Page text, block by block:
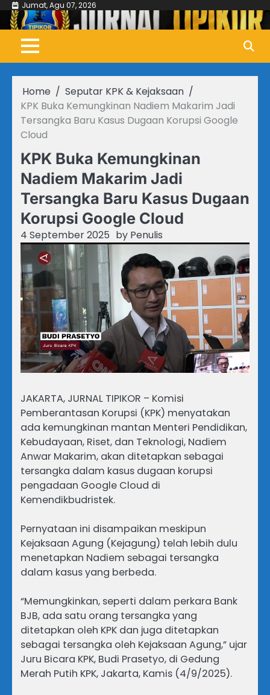
Skip
content
Jumat, Agu 07, 2026
Home
Seputar KPK & Kejaksaan
KPK Buka Kemungkinan Nadiem Makarim Jadi
Tersangka Baru Kasus Dugaan Korupsi Google
Cloud
KPK Buka Kemungkinan
Nadiem Makarim Jadi
Tersangka Baru Kasus Dugaan
Korupsi Google Cloud
4 September 2025 by Penulis
JAKARTA, JURNAL TIPIKOR – Komisi
Pemberantasan Korupsi (KPK) menyatakan
ada kemungkinan mantan Menteri Pendidikan,
Kebudayaan, Riset, dan Teknologi, Nadiem
Anwar Makarim, akan ditetapkan sebagai
tersangka dalam kasus dugaan korupsi
pengadaan Google Cloud di
Kemendikbudristek.
Pernyataan ini disampaikan meskipun
Kejaksaan Agung (Kejagung) telah lebih dulu
menetapkan Nadiem sebagai tersangka
dalam kasus yang berbeda.
“Memungkinkan, seperti dalam perkara Bank
BJB, ada satu orang tersangka yang
ditetapkan oleh KPK dan juga ditetapkan
sebagai tersangka oleh Kejaksaan Agung,” ujar
Juru Bicara KPK, Budi Prasetyo, di Gedung
Merah Putih KPK, Jakarta, Kamis (4/9/2025).